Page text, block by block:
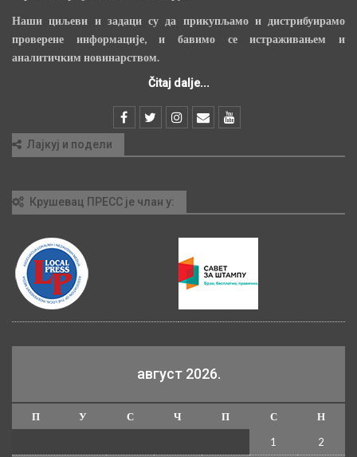
Наши циљеви и задаци су да прикупљамо и дистрибуирамо
проверене информације, и бавимо се истраживањем и
аналитичким новинарством.
Čitaj dalje...
Лајкуј и подели
Крушевац ПРЕСС је члан у:
август 2026.
П У С Ч П С
Н
1
2